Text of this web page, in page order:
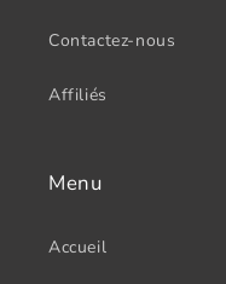
Contactez-nous
Affiliés
Menu
Accueil